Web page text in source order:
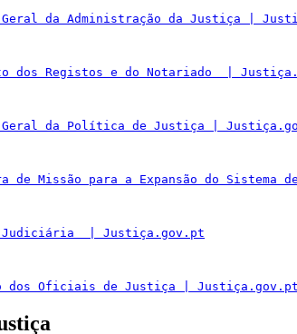
Geral da Administração da Justiça |
dos Registos e do Notariado  |
Geral da Política de Justiça |
de Missão para a Expansão do
| Justiça.gov.pt
dos Oficiais de Justiça | Justiça.gov.pt